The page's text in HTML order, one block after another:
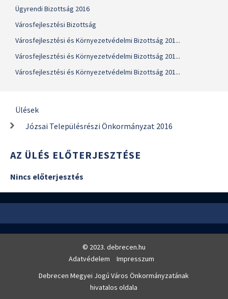
Ügyrendi Bizottság 2016
Városfejlesztési Bizottság
Városfejlesztési és Környezetvédelmi Bizottság 201...
Városfejlesztési és Környezetvédelmi Bizottság 201...
Városfejlesztési és Környezetvédelmi Bizottság 201...
Ülések
Józsai Településrészi Önkormányzat 2016
AZ ÜLÉS ELŐTERJESZTÉSE
Nincs előterjesztés
© 2023. debrecen.hu
Adatvédelem
Impresszum
Debrecen Megyei Jogú Város Önkormányzatának
hivatalos oldala